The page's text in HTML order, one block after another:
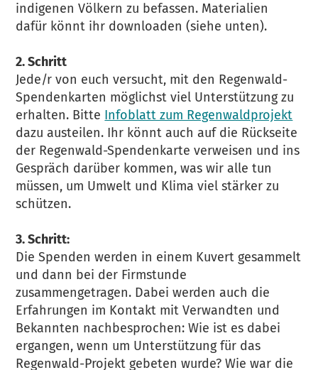
indigenen Völkern zu befassen. Materialien
dafür könnt ihr downloaden (siehe unten).
2. Schritt
Jede/r von euch versucht, mit den Regenwald-
Spendenkarten möglichst viel Unterstützung zu
erhalten. Bitte Infoblatt zum Regenwaldprojekt
dazu austeilen. Ihr könnt auch auf die Rückseite
der Regenwald-Spendenkarte verweisen und ins
Gespräch darüber kommen, was wir alle tun
müssen, um Umwelt und Klima viel stärker zu
schützen.
3. Schritt:
Die Spenden werden in einem Kuvert gesammelt
und dann bei der Firmstunde
zusammengetragen. Dabei werden auch die
Erfahrungen im Kontakt mit Verwandten und
Bekannten nachbesprochen: Wie ist es dabei
ergangen, wenn um Unterstützung für das
Regenwald-Projekt gebeten wurde? Wie war die